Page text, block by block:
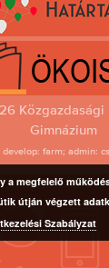
Gimnázium
farm; admin:
a megfelelő
útján végzett
Szabályzat